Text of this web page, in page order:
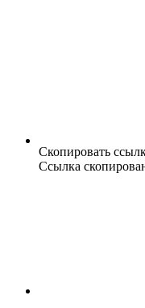
Скопировать
Ссылка